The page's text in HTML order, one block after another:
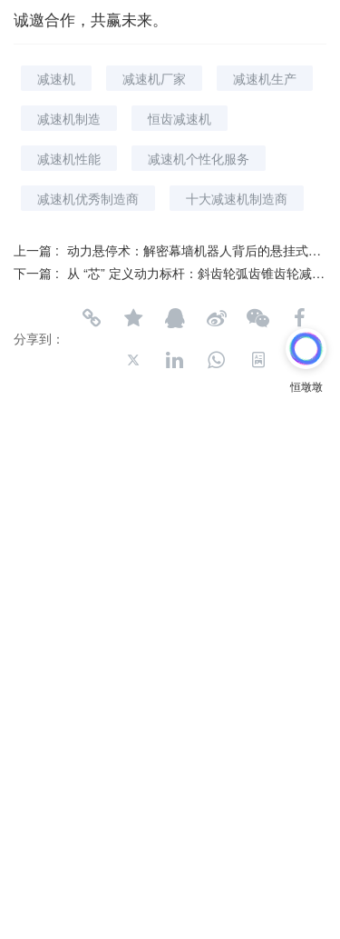
诚邀合作，共赢未来。
减速机 减速机厂家 减速机生产
减速机制造 恒齿减速机
减速机性能 减速机个性化服务
减速机优秀制造商 十大减速机制造商
上一篇 : 动力悬停术：解密幕墙机器人背后的悬挂式减速机
下一篇 : 从 “芯” 定义动力标杆：斜齿轮弧齿锥齿轮减速机重塑叉车驱动逻辑
分享到：